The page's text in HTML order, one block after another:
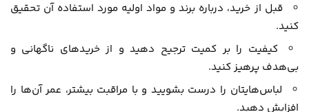
قبل از خرید، درباره برند و مواد اولیه مورد استفاده آن تحقیق
کنید.
کیفیت را بر کمیت ترجیح دهید و از خریدهای ناگهانی و
بی‌هدف پرهیز کنید.
لباس‌هایتان را درست بشویید و با مراقبت بیشتر، عمر آن‌ها را
افزایش دهید.